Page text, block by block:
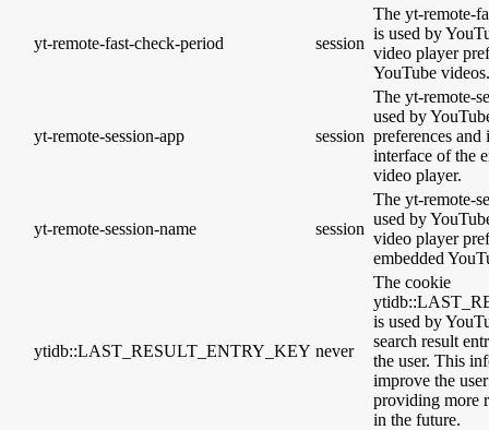
yt-remote-fast-check-period session
The yt-remote-
is used by
video player
YouTube videos.
yt-remote-session-app session
The yt-remote-
used by
preferences
interface of the
video player.
yt-remote-session-name session
The yt-remote-
used by
video player
embedded
ytidb::LAST_RESULT_ENTRY_KEY never
The cookie
is used by
search result
the user. This
improve the
providing more
in the future.